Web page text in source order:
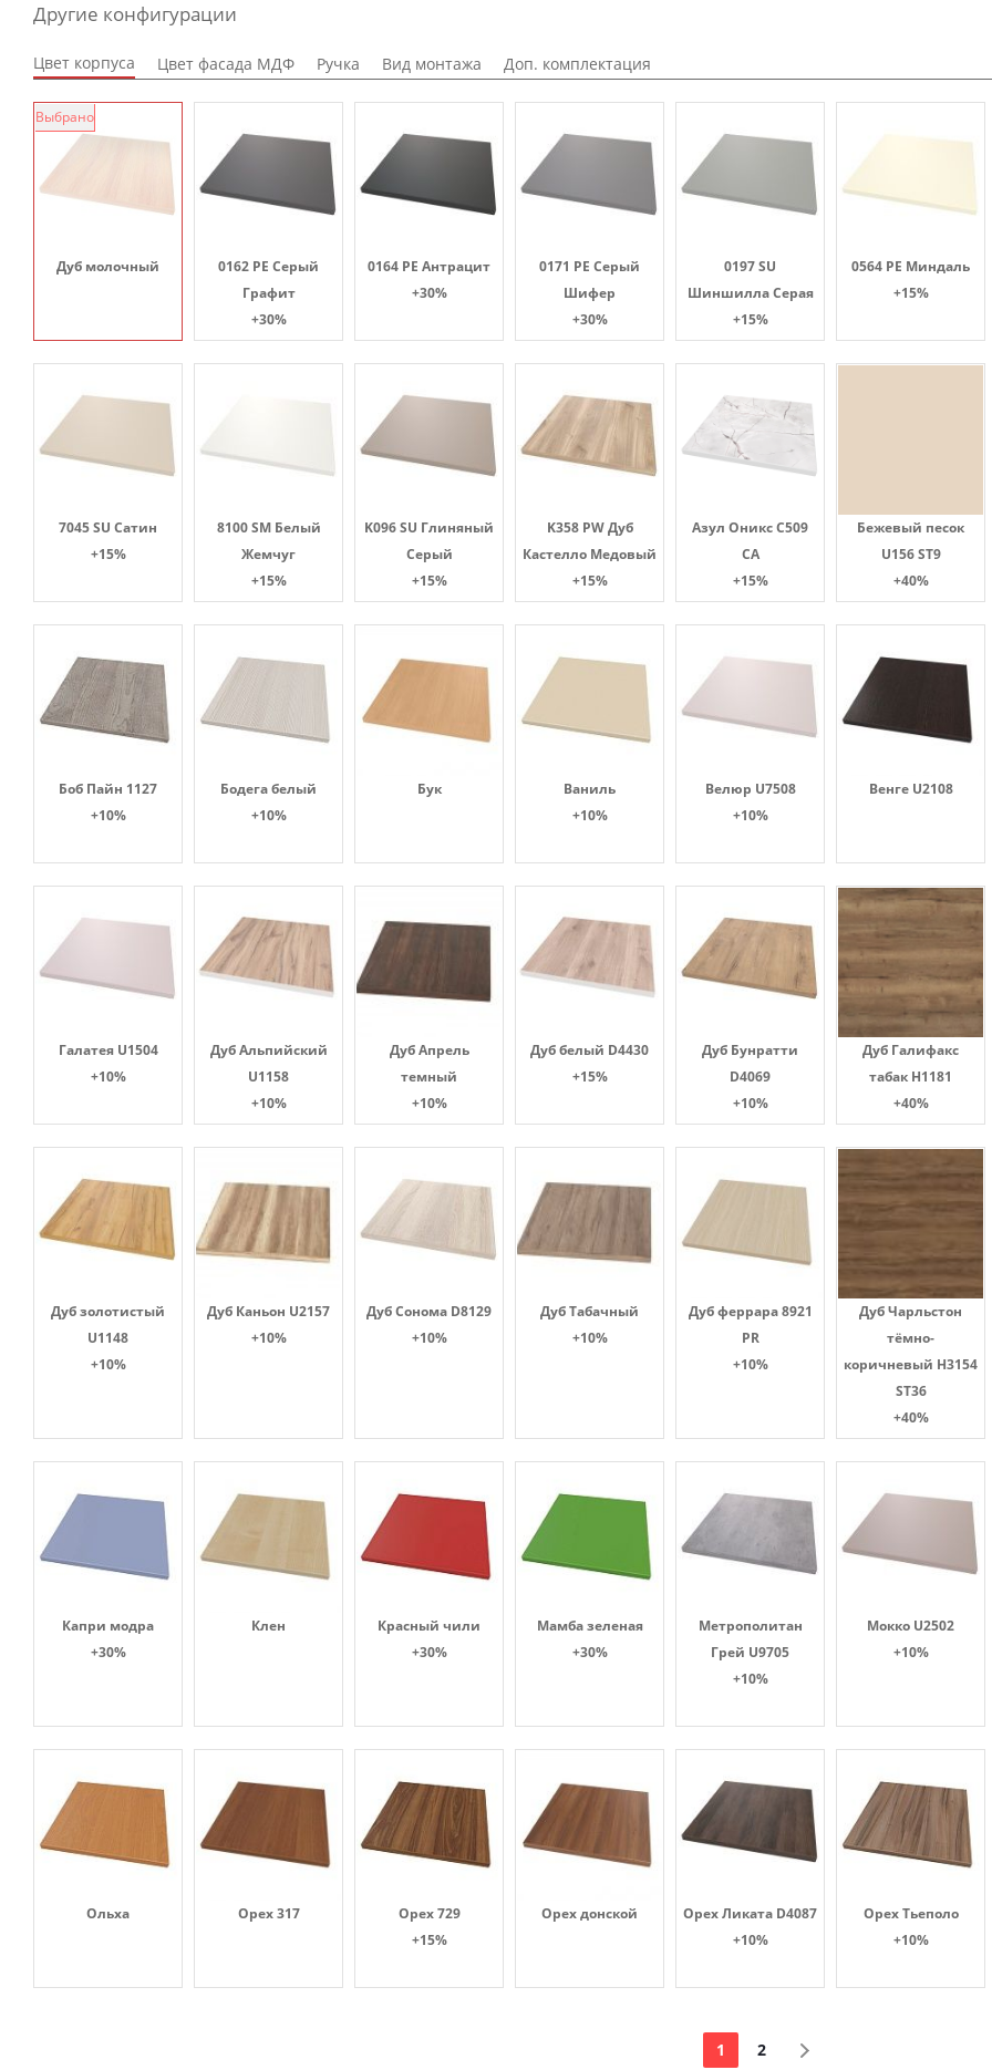
Другие конфигурации
Цвет корпуса Цвет фасада МДФ Ручка Вид монтажа Доп. комплектация
Дуб молочный
Выбрано
0162 PE Серый
Графит
+30%
0164 PE Антрацит
+30%
0171 PE Серый
Шифер
+30%
0197 SU
Шиншилла Серая
+15%
0564 PE Миндаль
+15%
7045 SU Сатин
+15%
8100 SM Белый
Жемчуг
+15%
K096 SU Глиняный
Серый
+15%
K358 PW Дуб
Кастелло Медовый
+15%
Азул Оникс С509
СА
+15%
Бежевый песок
U156 ST9
+40%
Боб Пайн 1127
+10%
Бодега белый
+10%
Бук
Ваниль
+10%
Велюр U7508
+10%
Венге U2108
Галатея U1504
+10%
Дуб Альпийский
U1158
+10%
Дуб Апрель
темный
+10%
Дуб белый D4430
+15%
Дуб Бунратти
D4069
+10%
Дуб Галифакс
табак Н1181
+40%
Дуб золотистый
U1148
+10%
Дуб Каньон U2157
+10%
Дуб Сонома D8129
+10%
Дуб Табачный
+10%
Дуб феррара 8921
PR
+10%
Дуб Чарльстон
тёмно-
коричневый H3154
ST36
+40%
Капри модра
+30%
Клен
Красный чили
+30%
Мамба зеленая
+30%
Метрополитан
Грей U9705
+10%
Мокко U2502
+10%
Ольха Орех 317
Орех 729
+15%
Орех донской
Орех Ликата D4087
+10%
Орех Тьеполо
+10%
1 2